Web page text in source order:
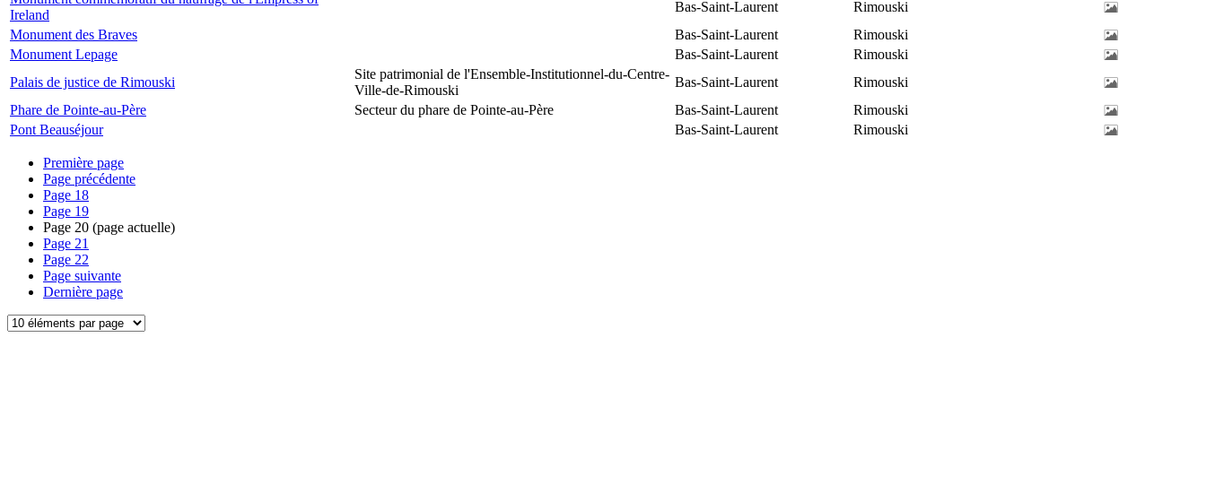
Ireland
Bas-Saint-Laurent
Rimouski
Monument des Braves
Bas-Saint-Laurent
Rimouski
Monument Lepage
Bas-Saint-Laurent
Rimouski
Palais de justice de Rimouski
Site patrimonial de l'Ensemble-Institutionnel-du-Centre-
Ville-de-Rimouski
Bas-Saint-Laurent
Rimouski
Phare de Pointe-au-Père
Secteur du phare de Pointe-au-Père Bas-Saint-Laurent
Rimouski
Pont Beauséjour
Bas-Saint-Laurent Rimouski
Première page
Page précédente
Page 18
Page 19
Page 20 (page actuelle)
Page 21
Page 22
Page suivante
Dernière page